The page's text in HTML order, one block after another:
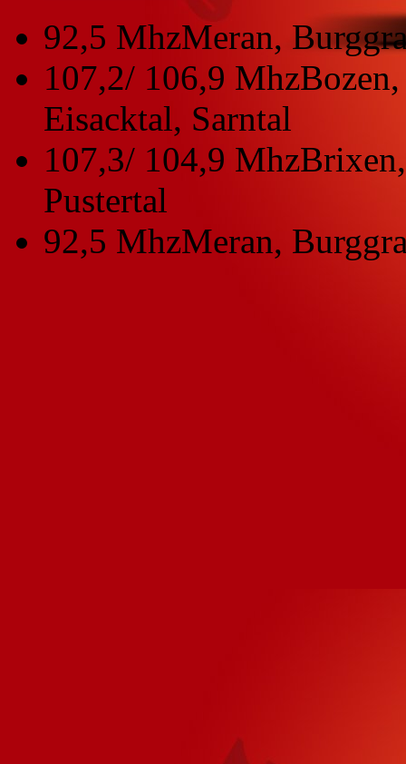
92,5 MhzMeran,
107,2/ 106,9 Mhz
Eisacktal, Sarntal
107,3/ 104,9 Mhz
Pustertal
92,5 MhzMeran,